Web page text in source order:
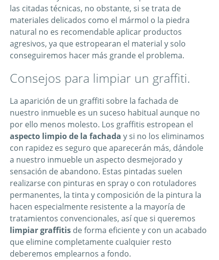
las citadas técnicas, no obstante, si se trata de
materiales delicados como el mármol o la piedra
natural no es recomendable aplicar productos
agresivos, ya que estropearan el material y solo
conseguiremos hacer más grande el problema.
Consejos para limpiar un graffiti.
La aparición de un graffiti sobre la fachada de
nuestro inmueble es un suceso habitual aunque no
por ello menos molesto. Los graffitis estropean el
aspecto limpio de la fachada y si no los eliminamos
con rapidez es seguro que aparecerán más, dándole
a nuestro inmueble un aspecto desmejorado y
sensación de abandono. Estas pintadas suelen
realizarse con pinturas en spray o con rotuladores
permanentes, la tinta y composición de la pintura la
hacen especialmente resistente a la mayoría de
tratamientos convencionales, así que si queremos
limpiar graffitis de forma eficiente y con un acabado
que elimine completamente cualquier resto
deberemos emplearnos a fondo.